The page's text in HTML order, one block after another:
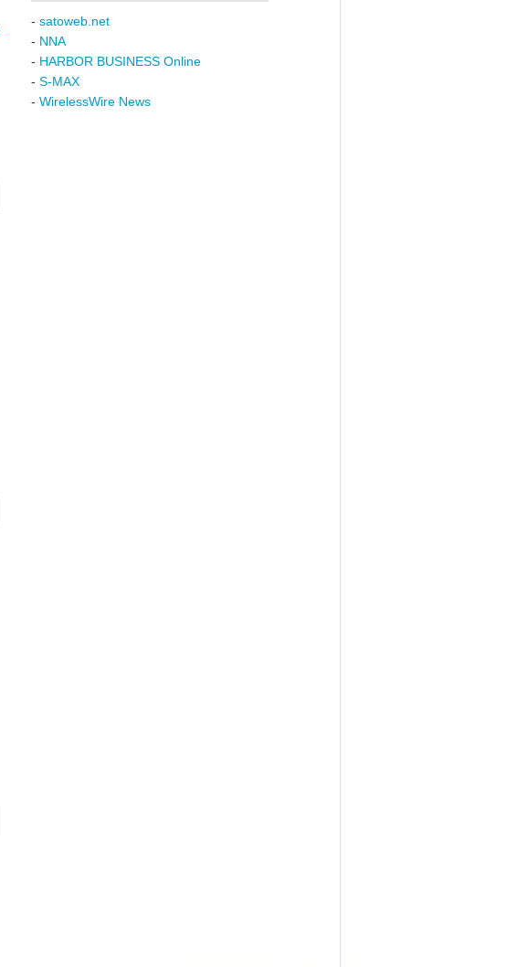
- satoweb.net
- NNA
- HARBOR BUSINESS Online
- S-MAX
- WirelessWire News